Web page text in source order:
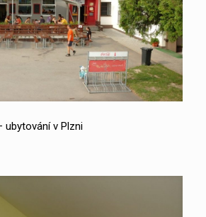
ubytování v Plzni